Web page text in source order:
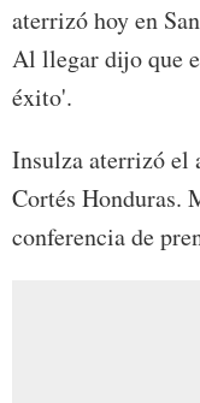
aterrizó hoy en
Al llegar dijo que
éxito'.
Insulza aterrizó el
Cortés Honduras.
conferencia de